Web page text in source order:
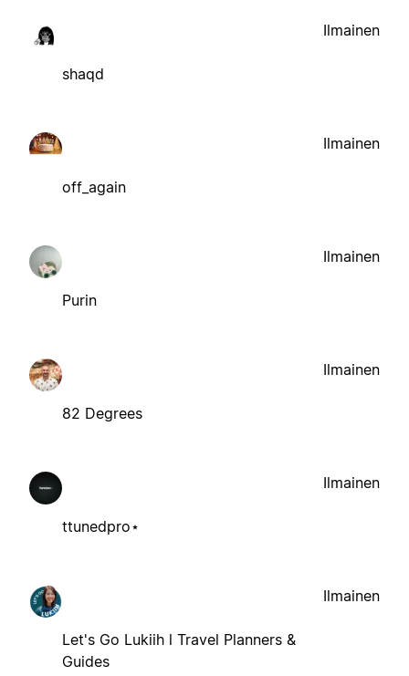
shaqd
Ilmainen
off_again
Ilmainen
Purin
Ilmainen
82 Degrees
Ilmainen
ttunedpro⋆
Ilmainen
Let's Go Lukiih l Travel Planners &
Guides
Ilmainen